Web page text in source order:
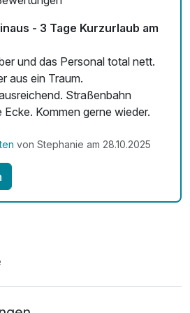
- 3 Tage Kurzurlaub am
und das Personal total nett.
aus ein Traum.
Straßenbahn
Kommen gerne wieder.
von Stephanie am 28.10.2025